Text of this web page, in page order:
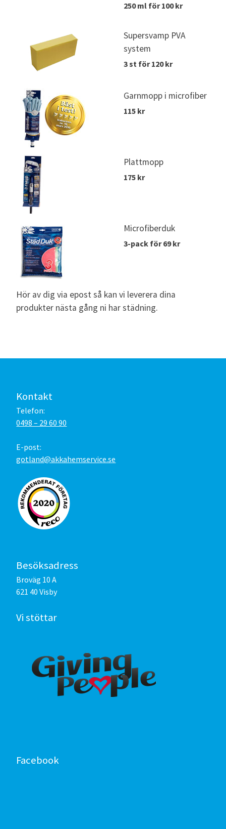
250 ml för 100 kr
Supersvamp PVA
system
3 st för 120 kr
Garnmopp i microfiber
115 kr
Plattmopp
175 kr
Microfiberduk
3-pack för 69 kr
Hör av dig via epost så kan vi leverera dina
produkter nästa gång ni har städning.
Kontakt
Telefon:
0498 – 29 60 90
E-post:
gotland@akkahemservice.se
Besöksadress
Broväg 10 A
621 40 Visby
Vi stöttar
Facebook